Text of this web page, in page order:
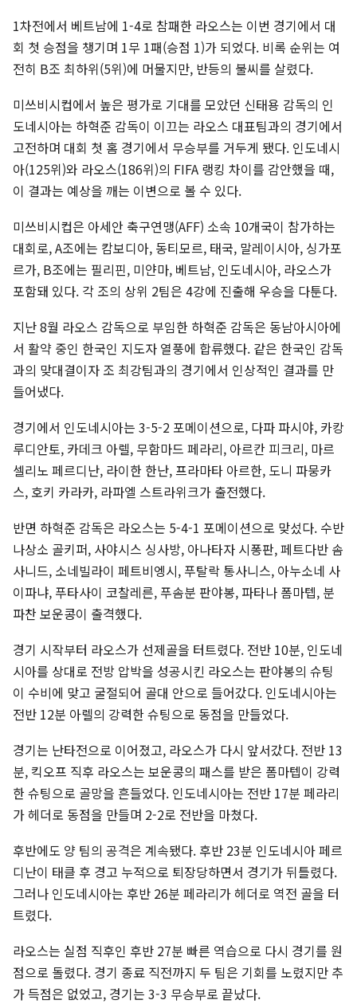
1차전에서 베트남에 1-4로 참패한 라오스는 이번 경기에서 대
회 첫 승점을 챙기며 1무 1패(승점 1)가 되었다. 비록 순위는 여
전히 B조 최하위(5위)에 머물지만, 반등의 불씨를 살렸다.
미쓰비시컵에서 높은 평가로 기대를 모았던 신태용 감독의 인
도네시아는 하혁준 감독이 이끄는 라오스 대표팀과의 경기에서
고전하며 대회 첫 홈 경기에서 무승부를 거두게 됐다. 인도네시
아(125위)와 라오스(186위)의 FIFA 랭킹 차이를 감안했을 때,
이 결과는 예상을 깨는 이변으로 볼 수 있다.
미쓰비시컵은 아세안 축구연맹(AFF) 소속 10개국이 참가하는
대회로, A조에는 캄보디아, 동티모르, 태국, 말레이시아, 싱가포
르가, B조에는 필리핀, 미얀마, 베트남, 인도네시아, 라오스가
포함돼 있다. 각 조의 상위 2팀은 4강에 진출해 우승을 다툰다.
지난 8월 라오스 감독으로 부임한 하혁준 감독은 동남아시아에
서 활약 중인 한국인 지도자 열풍에 합류했다. 같은 한국인 감독
과의 맞대결이자 조 최강팀과의 경기에서 인상적인 결과를 만
들어냈다.
경기에서 인도네시아는 3-5-2 포메이션으로, 다파 파시야, 카캉
루디안토, 카데크 아렐, 무함마드 페라리, 아르칸 피크리, 마르
셀리노 페르디난, 라이한 한난, 프라마타 아르한, 도니 파뭉카
스, 호키 카라카, 라파엘 스트라위크가 출전했다.
반면 하혁준 감독은 라오스는 5-4-1 포메이션으로 맞섰다. 수반
나상소 골키퍼, 사야시스 싱사방, 아나타자 시퐁판, 페트다반 솜
사니드, 소네빌라이 페트비엥시, 푸탈락 통사니스, 아누소네 사
이파냐, 푸타사이 코찰레른, 푸솜분 판야봉, 파타나 폼마텝, 분
파찬 보운콩이 출격했다.
경기 시작부터 라오스가 선제골을 터트렸다. 전반 10분, 인도네
시아를 상대로 전방 압박을 성공시킨 라오스는 판야봉의 슈팅
이 수비에 맞고 굴절되어 골대 안으로 들어갔다. 인도네시아는
전반 12분 아렐의 강력한 슈팅으로 동점을 만들었다.
경기는 난타전으로 이어졌고, 라오스가 다시 앞서갔다. 전반 13
분, 킥오프 직후 라오스는 보운콩의 패스를 받은 폼마텝이 강력
한 슈팅으로 골망을 흔들었다. 인도네시아는 전반 17분 페라리
가 헤더로 동점을 만들며 2-2로 전반을 마쳤다.
후반에도 양 팀의 공격은 계속됐다. 후반 23분 인도네시아 페르
디난이 태클 후 경고 누적으로 퇴장당하면서 경기가 뒤틀렸다.
그러나 인도네시아는 후반 26분 페라리가 헤더로 역전 골을 터
트렸다.
라오스는 실점 직후인 후반 27분 빠른 역습으로 다시 경기를 원
점으로 돌렸다. 경기 종료 직전까지 두 팀은 기회를 노렸지만 추
가 득점은 없었고, 경기는 3-3 무승부로 끝났다.